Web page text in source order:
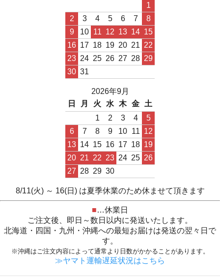
1
2
3 4 5 6 7
8
9
10 11 12 13 14 15
16 17 18 19 20 21 22
23 24 25 26 27 28 29
30 31
2026年9月
日
月 火 水 木 金
土
1
2 3 4
5
6
7 8 9 10 11 12
13 14 15 16 17 18 19
20 21 22 23 24 25 26
27 28 29 30
8/11(火) ～ 16(日) は夏季休業のため休ませて頂きます
■…休業日
ご注文後、即日～数日以内に発送いたします。
北海道・四国・九州・沖縄への最短お届けは発送の翌々日で
す。
※沖縄はご注文内容によって通常より日数がかかることがあります。
≫ヤマト運輸遅延状況はこちら